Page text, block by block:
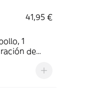
41,95 €
1
de